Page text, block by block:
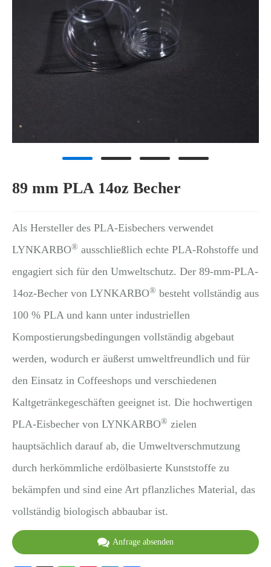
89 mm PLA 14oz Becher
Als Hersteller des PLA-Eisbechers verwendet
LYNKARBO® ausschließlich echte PLA-Rohstoffe und
engagiert sich für den Umweltschutz. Der 89-mm-PLA-
14oz-Becher von LYNKARBO® besteht vollständig aus
100 % PLA und kann unter industriellen
Kompostierungsbedingungen vollständig abgebaut
werden, wodurch er äußerst umweltfreundlich und für
den Einsatz in Coffeeshops und verschiedenen
Kaltgetränkegeschäften geeignet ist. Die hochwertigen
PLA-Eisbecher von LYNKARBO® zielen
hauptsächlich darauf ab, die Umweltverschmutzung
durch herkömmliche erdölbasierte Kunststoffe zu
bekämpfen und sind eine Art pflanzliches Material, das
vollständig biologisch abbaubar ist.
Anfrage absenden